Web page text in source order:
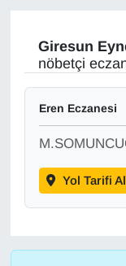
Giresun
nöbetçi
Eren Eczanesi
Yol Tarifi Al
EKONOMİ
Eleman